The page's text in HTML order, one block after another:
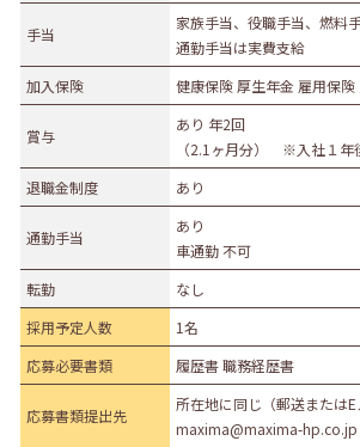
勤務形態
正社員（正職員） 契約 公務員
勤務地
札幌市・近郊 函館市・近郊
旭川市・
釧路市・近郊
帯広市・近郊
手当
家族手当、役職手当、燃料
通勤手当は実費支給
加入保険
健康保険 厚生年金 雇用保険
賞与
あり 年2回
（2.1ヶ月分） ※入社１年
退職金制度
あり
通勤手当
あり
車通勤 不可
転勤
なし
採用予定人数
1名
応募必要書類
履歴書 職務経歴書
応募書類提出先
所在地に同じ（郵送またはE
maxima@maxima-hp.co.jp